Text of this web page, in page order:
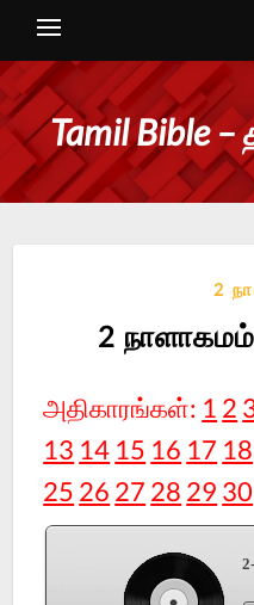
Tamil Bible
2
2
அதிகாரங்கள்: 1 2
13 14 15 16 17 18
25 26 27 28 29 30